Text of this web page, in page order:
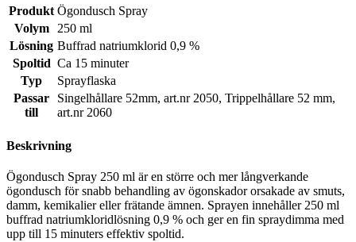
Produkt Ögondusch Spray
Volym
250 ml
Lösning Buffrad natriumklorid 0,9 %
Spoltid Ca 15 minuter
Typ
Sprayflaska
Passar
till
Singelhållare 52mm, art.nr 2050, Trippelhållare 52 mm,
art.nr 2060
Beskrivning
Ögondusch Spray 250 ml är en större och mer långverkande
ögondusch för snabb behandling av ögonskador orsakade av smuts,
damm, kemikalier eller frätande ämnen. Sprayen innehåller 250 ml
buffrad natriumkloridlösning 0,9 % och ger en fin spraydimma med
upp till 15 minuters effektiv spoltid.